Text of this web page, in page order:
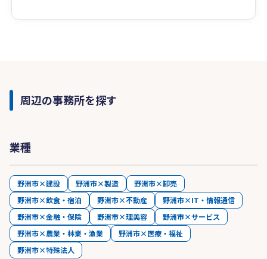
周辺の事務所を探す
業種
野洲市×建設 野洲市×製造
野洲市×卸売
野洲市×飲食・宿泊
野洲市×不動産
野洲市×IT・情報通信
野洲市×金融・保険
野洲市×理美容
野洲市×サービス
野洲市×農業・林業・漁業
野洲市×医療・福祉
野洲市×特殊法人